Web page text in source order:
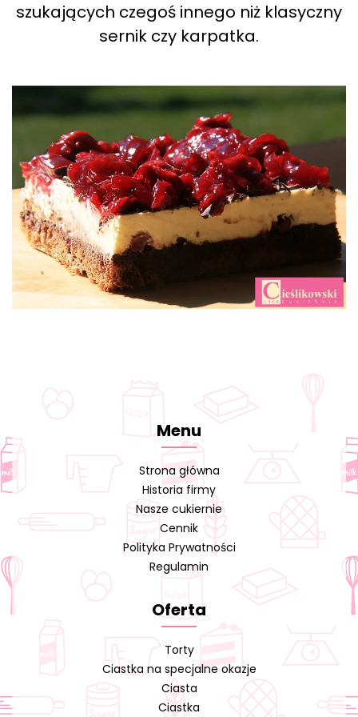
szukających czegoś innego niż klasyczny
sernik czy karpatka.
Menu
Strona główna
Historia firmy
Nasze cukiernie
Cennik
Polityka Prywatności
Regulamin
Oferta
Torty
Ciastka na specjalne okazje
Ciasta
Ciastka